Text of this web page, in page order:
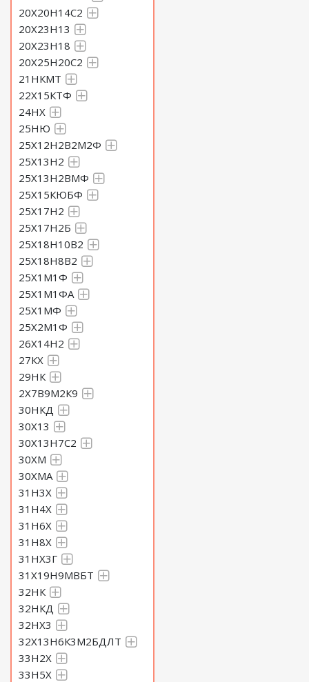
20Х20Н14С2
20Х23Н13
20Х23Н18
20Х25Н20С2
21НКМТ
22Х15КТФ
24НХ
25НЮ
25Х12Н2В2М2Ф
25Х13Н2
25Х13Н2ВМФ
25Х15КЮБФ
25Х17Н2
25Х17Н2Б
25Х18Н10В2
25Х18Н8В2
25Х1М1Ф
25Х1М1ФА
25Х1МФ
25Х2М1Ф
26Х14Н2
27КХ
29НК
2Х7В9М2К9
30НКД
30Х13
30Х13Н7С2
30ХМ
30ХМА
31Н3Х
31Н4Х
31Н6Х
31Н8Х
31НХ3Г
31Х19Н9МВБТ
32НК
32НКД
32НХ3
32Х13Н6К3М2БДЛТ
33Н2Х
33Н5Х